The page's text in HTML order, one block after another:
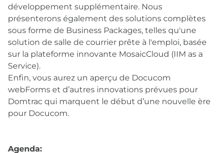
développement supplémentaire. Nous
présenterons également des solutions complètes
sous forme de Business Packages, telles qu'une
solution de salle de courrier prête à l'emploi, basée
sur la plateforme innovante MosaicCloud (IIM as a
Service).
Enfin, vous aurez un aperçu de Docucom
webForms et d’autres innovations prévues pour
Domtrac qui marquent le début d’une nouvelle ère
pour Docucom.
Agenda: